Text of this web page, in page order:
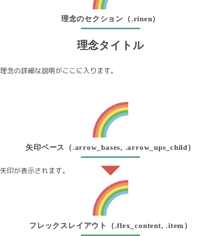
理念のセクション（.rinen）
理念タイトル
理念の詳細な説明がここに入ります。
矢印ベース（.arrow_bases, .arrow_ups_child）
矢印が表示されます。
フレックスレイアウト（.flex_content, .item）